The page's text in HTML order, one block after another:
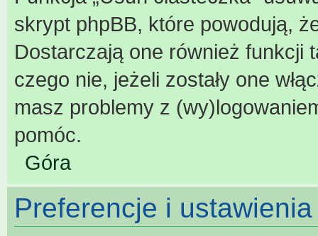
skrypt phpBB, które powodują,
Dostarczają one również funkcji
czego nie, jeżeli zostały one
masz problemy z
pomóc.
Góra
Preferencje i